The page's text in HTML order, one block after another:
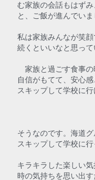
む家族の会話もはず
と、ご飯が進んでいま
私は家族みんなが笑
続くといいなと思って
家族と過ごす食事の
自信がもてて、安心
スキップして学校に行
そうなのです。海道
スキップして学校に
キラキラした楽しい
時の気持ちを思い出